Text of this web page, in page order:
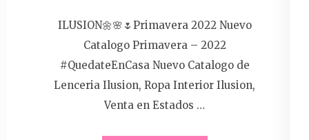
ILUSION🌼🌸🌷Primavera 2022 Nuevo
Catalogo Primavera – 2022
#QuedateEnCasa Nuevo Catalogo de
Lenceria Ilusion, Ropa Interior Ilusion,
Venta en Estados …